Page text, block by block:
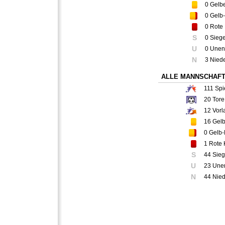
0
0
0 Rote
S 0
U 0
N 3
ALLE
111
20 Tore
12
16
0
1 Rote
S 44
U 23
N 44